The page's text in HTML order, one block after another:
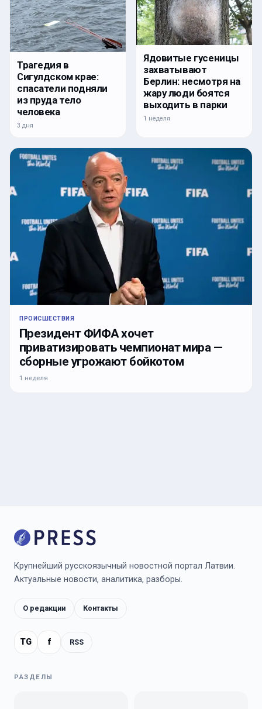
Трагедия в
Сигулдском крае:
спасатели подняли
из пруда тело
человека
3 дня
Ядовитые гусеницы
захватывают
Берлин: несмотря на
жару люди боятся
выходить в парки
1 неделя
ПРОИСШЕСТВИЯ
Президент ФИФА хочет
приватизировать чемпионат мира —
сборные угрожают бойкотом
1 неделя
Крупнейший русскоязычный новостной портал Латвии.
Актуальные новости, аналитика, разборы.
О редакции Контакты
TG f RSS
РАЗДЕЛЫ